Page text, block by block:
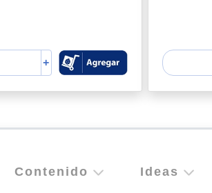
+
Contenido Ideas